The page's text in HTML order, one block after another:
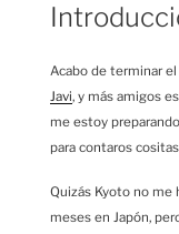
Acabo de terminar
Javi, y más amigos
me estoy
para contaros
Quizás Kyoto no me
meses en Japón,